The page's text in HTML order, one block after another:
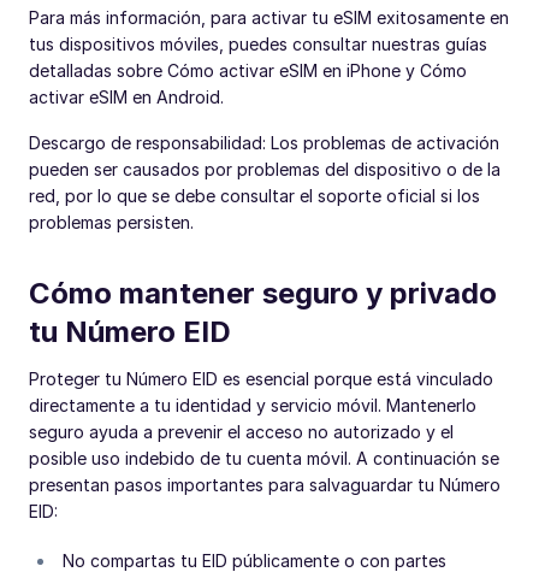
Para más información, para activar tu eSIM exitosamente en
tus dispositivos móviles, puedes consultar nuestras guías
detalladas sobre Cómo activar eSIM en iPhone y Cómo
activar eSIM en Android.
Descargo de responsabilidad: Los problemas de activación
pueden ser causados por problemas del dispositivo o de la
red, por lo que se debe consultar el soporte oficial si los
problemas persisten.
Cómo mantener seguro y privado
tu Número EID
Proteger tu Número EID es esencial porque está vinculado
directamente a tu identidad y servicio móvil. Mantenerlo
seguro ayuda a prevenir el acceso no autorizado y el
posible uso indebido de tu cuenta móvil. A continuación se
presentan pasos importantes para salvaguardar tu Número
EID:
No compartas tu EID públicamente o con partes